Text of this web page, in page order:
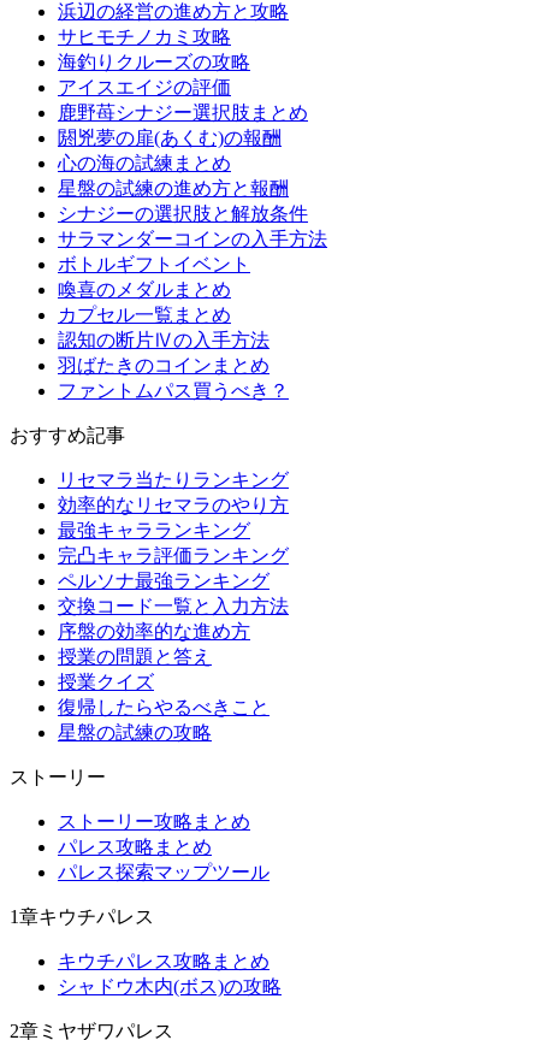
浜辺の経営の進め方と攻略
サヒモチノカミ攻略
海釣りクルーズの攻略
アイスエイジの評価
鹿野苺シナジー選択肢まとめ
閼兇夢の扉(あくむ)の報酬
心の海の試練まとめ
星盤の試練の進め方と報酬
シナジーの選択肢と解放条件
サラマンダーコインの入手方法
ボトルギフトイベント
喚喜のメダルまとめ
カプセル一覧まとめ
認知の断片Ⅳの入手方法
羽ばたきのコインまとめ
ファントムパス買うべき？
おすすめ記事
リセマラ当たりランキング
効率的なリセマラのやり方
最強キャラランキング
完凸キャラ評価ランキング
ペルソナ最強ランキング
交換コード一覧と入力方法
序盤の効率的な進め方
授業の問題と答え
授業クイズ
復帰したらやるべきこと
星盤の試練の攻略
ストーリー
ストーリー攻略まとめ
パレス攻略まとめ
パレス探索マップツール
1章キウチパレス
キウチパレス攻略まとめ
シャドウ木内(ボス)の攻略
2章ミヤザワパレス